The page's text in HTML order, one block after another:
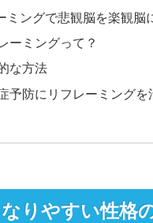
ミングで悲観脳を楽観脳
ーミングって？
な方法
予防にリフレーミングを
りやすい性格